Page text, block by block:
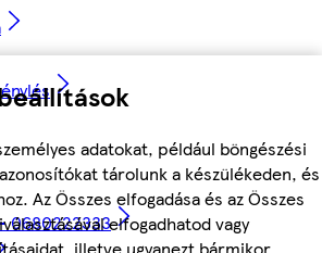
adatokat, például böngészési
tárolunk a készülékeden, és
Az Összes elfogadása és az Összes
elfogadhatod vagy
illetve ugyanezt bármikor
0680222333